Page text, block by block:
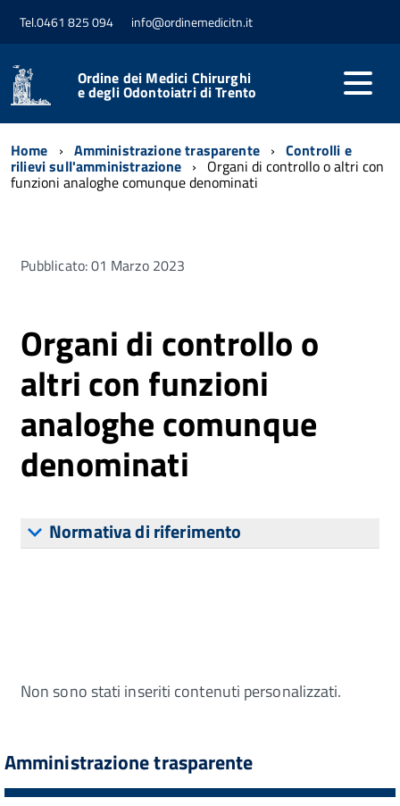
Tel.0461 825 094 info@ordinemedicitn.it
Ordine dei Medici Chirurghi
e degli Odontoiatri di Trento
Home Amministrazione trasparente Controlli e
rilievi sull'amministrazione Organi di controllo o altri con
funzioni analoghe comunque denominati
Pubblicato: 01 Marzo 2023
Organi di controllo o
altri con funzioni
analoghe comunque
denominati
Normativa di riferimento
Non sono stati inseriti contenuti personalizzati.
Amministrazione trasparente